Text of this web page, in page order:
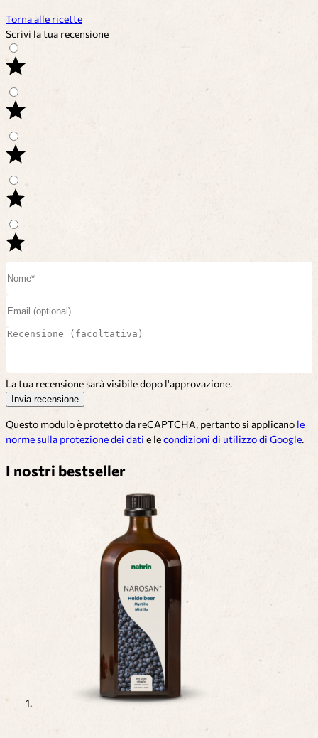
Torna alle ricette
Scrivi la tua recensione
La tua recensione sarà visibile dopo l'approvazione.
Invia recensione
Questo modulo è protetto da reCAPTCHA, pertanto si applicano le
norme sulla protezione dei dati e lecondizioni di utilizzo di Google.
I nostri bestseller